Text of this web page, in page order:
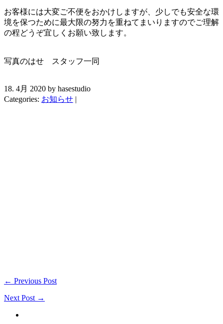
お客様には大変ご不便をおかけしますが、少しでも安全な環
境を保つために最大限の努力を重ねてまいりますのでご理解
の程どうぞ宜しくお願い致します。
写真のはせ スタッフ一同
18. 4月 2020 by hasestudio
Categories: お知らせ |
← Previous Post
Next Post →